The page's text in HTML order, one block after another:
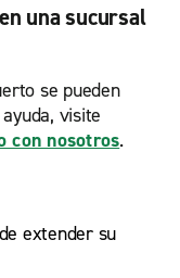
una sucursal
se pueden
visite
con nosotros.
extender su